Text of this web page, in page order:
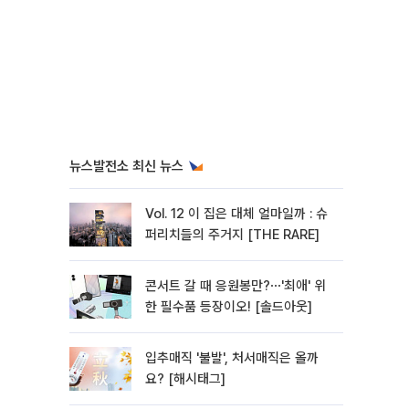
뉴스발전소 최신 뉴스
Vol. 12 이 집은 대체 얼마일까 : 슈
퍼리치들의 주거지 [THE RARE]
콘서트 갈 때 응원봉만?⋯'최애' 위
한 필수품 등장이오! [솔드아웃]
입추매직 '불발', 처서매직은 올까
요? [해시태그]